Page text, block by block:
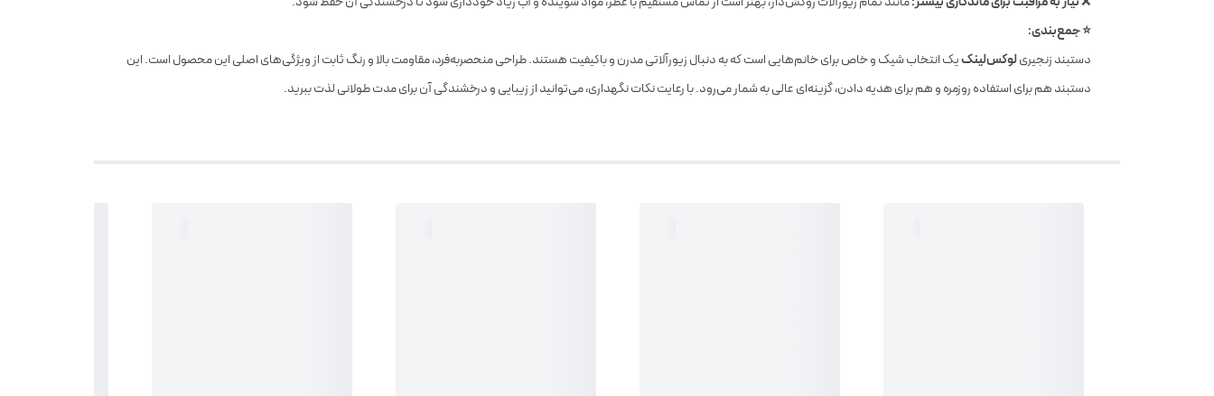
⭐ جمع‌بندی:
دستبند زنجیریلوکس‌لینکیک انتخاب شیک و خاص برای خانم‌هایی است که به دنبال زیورآلاتی مدرن و باکیفیت هستند. طراحی منحصر‌به‌فرد، مقاومت بالا و رنگ ثابت از ویژگی‌های اصلی این محصول است. این
دستبند هم برای استفاده روزمره و هم برای هدیه دادن، گزینه‌ای عالی به شمار می‌رود. با رعایت نکات نگهداری، می‌توانید از زیبایی و درخشندگی آن برای مدت طولانی لذت ببرید.